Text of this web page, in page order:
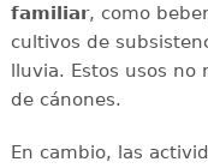
familiar, como
cultivos de
lluvia. Estos usos no
de cánones.
En cambio, las